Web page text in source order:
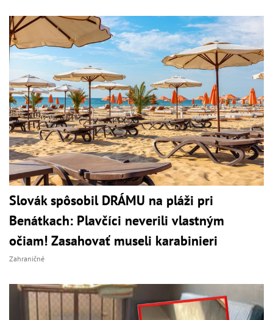
Slovák spôsobil DRÁMU na pláži pri
Benátkach: Plavčíci neverili vlastným
očiam! Zasahovať museli karabinieri
Zahraničné